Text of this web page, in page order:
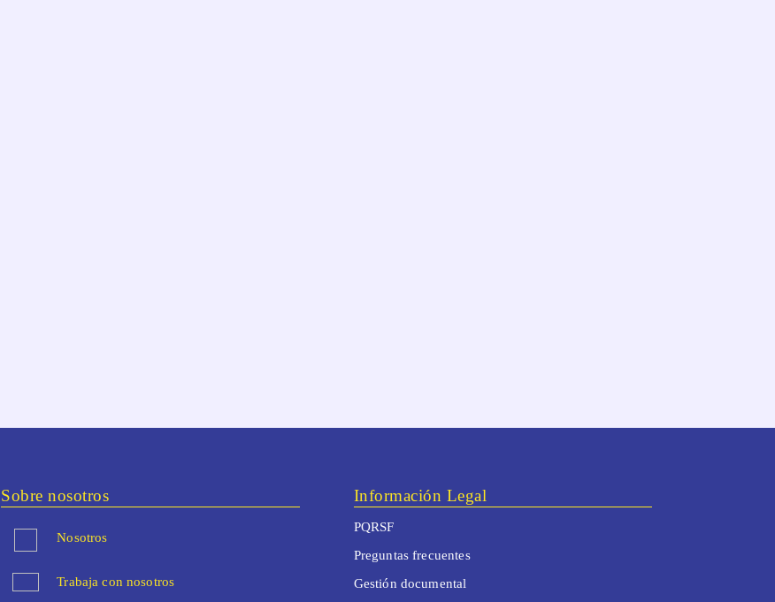
Sobre nosotros
Nosotros
Trabaja con nosotros
Información Legal
PQRSF
Preguntas frecuentes
Gestión documental